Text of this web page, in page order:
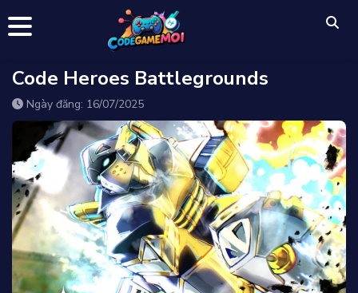
Code Heroes Battlegrounds
Ngày đăng: 16/07/2025